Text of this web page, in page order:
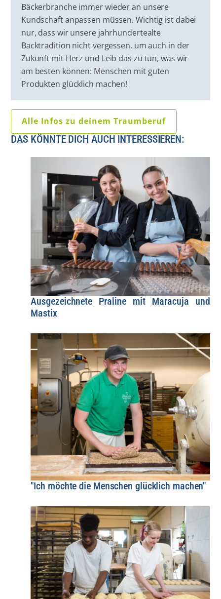
Bäckerbranche immer wieder an unsere
Kundschaft anpassen müssen. Wichtig ist dabei
nur, dass wir unsere jahrhundertealte
Backtradition nicht vergessen, um auch in der
Zukunft mit Herz und Leib das zu tun, was wir
am besten können: Menschen mit guten
Produkten glücklich machen!
Alle Infos zu deinem Traumberuf
DAS KÖNNTE DICH AUCH INTERESSIEREN:
Ausgezeichnete Praline mit Maracuja und
Mastix
"Ich möchte die Menschen glücklich machen"